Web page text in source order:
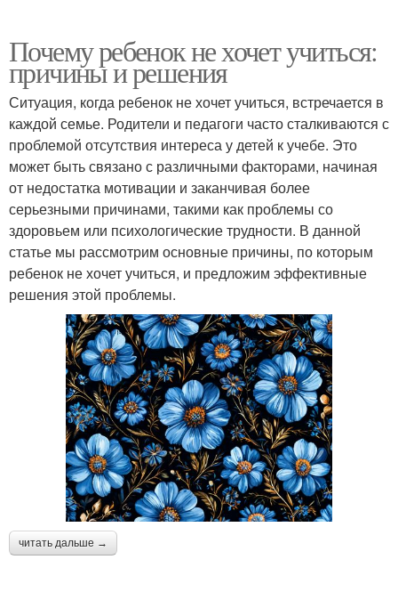
Почему ребенок не хочет учиться:
причины и решения
Ситуация, когда ребенок не хочет учиться, встречается в
каждой семье. Родители и педагоги часто сталкиваются с
проблемой отсутствия интереса у детей к учебе. Это
может быть связано с различными факторами, начиная
от недостатка мотивации и заканчивая более
серьезными причинами, такими как проблемы со
здоровьем или психологические трудности. В данной
статье мы рассмотрим основные причины, по которым
ребенок не хочет учиться, и предложим эффективные
решения этой проблемы.
читать дальше →